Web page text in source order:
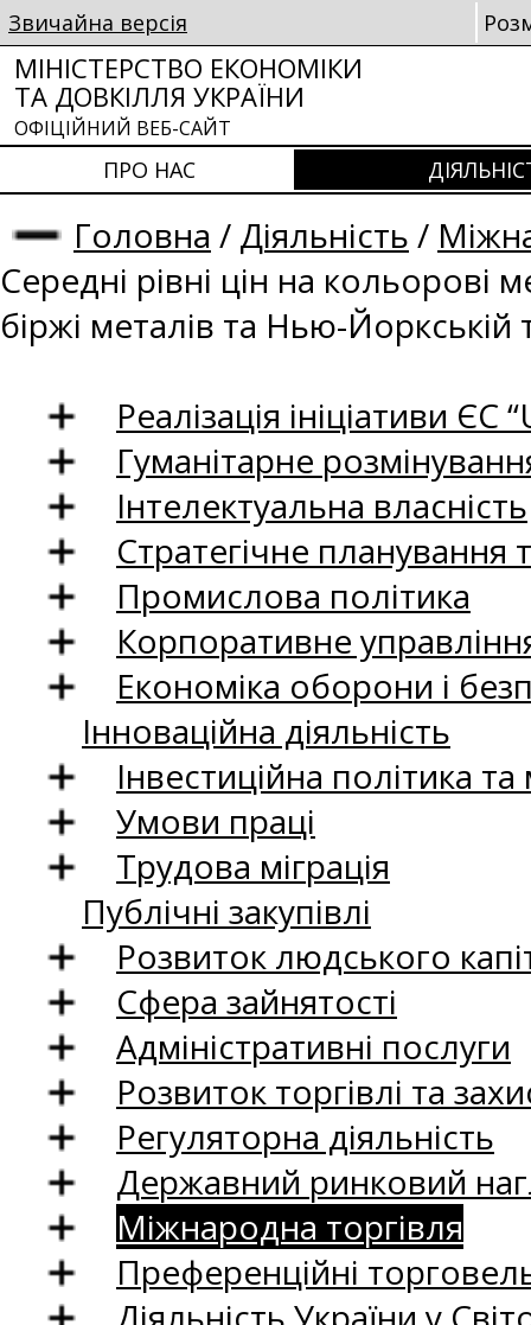
Звичайна версія
МІНІСТЕРСТВО ЕКОНОМІКИ
ТА ДОВКІЛЛЯ УКРАЇНИ
ОФІЦІЙНИЙ ВЕБ-САЙТ
ПРО НАС
Головна / Діяльність /
Середні рівні цін на кольорові
біржі металів та Нью-Йоркській
Реалізація ініціативи ЄС
Гуманітарне
Інтелектуальна власність
Стратегічне
Промислова політика
Корпоративне
Економіка оборони і
Інноваційна діяльність
Інвестиційна політика
Умови праці
Трудова міграція
Публічні закупівлі
Розвиток людського
Сфера зайнятості
Адміністративні послуги
Розвиток торгівлі та
Регуляторна діяльність
Державний ринковий
Міжнародна торгівля
Преференційні